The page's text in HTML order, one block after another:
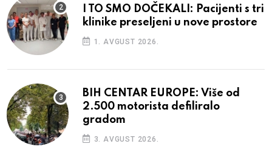
I TO SMO DOČEKALI: Pacijenti s tri
klinike preseljeni u nove prostore
1. AVGUST 2026.
BIH CENTAR EUROPE: Više od
2.500 motorista defiliralo
gradom
3. AVGUST 2026.